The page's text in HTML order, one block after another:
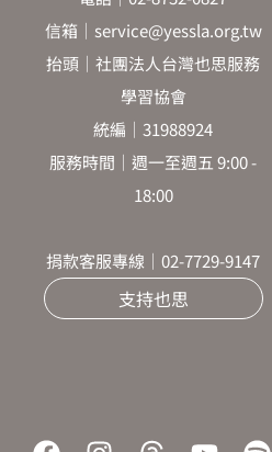
信箱｜service@yessla.org.tw
抬頭｜社團法人台灣也思服務
學習協會
統編｜31988924
服務時間｜週一至週五 9:00 -
18:00
捐款客服專線｜02-7729-9147
支持也思